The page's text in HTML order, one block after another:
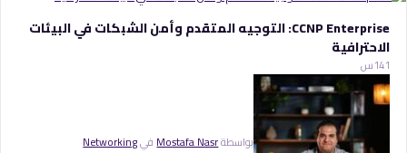
CCNP Enterprise: التوجيه المتقدم وأمن الشبكات في البيئات
الاحترافية
114س
بواسطةMostafa NasrفيNetworking